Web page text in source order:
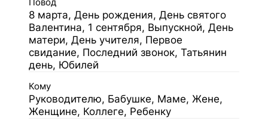
Повод
8 марта, День рождения, День святого
Валентина, 1 сентября, Выпускной, День
матери, День учителя, Первое
свидание, Последний звонок, Татьянин
день, Юбилей
Кому
Руководителю, Бабушке, Маме, Жене,
Женщине, Коллеге, Ребенку